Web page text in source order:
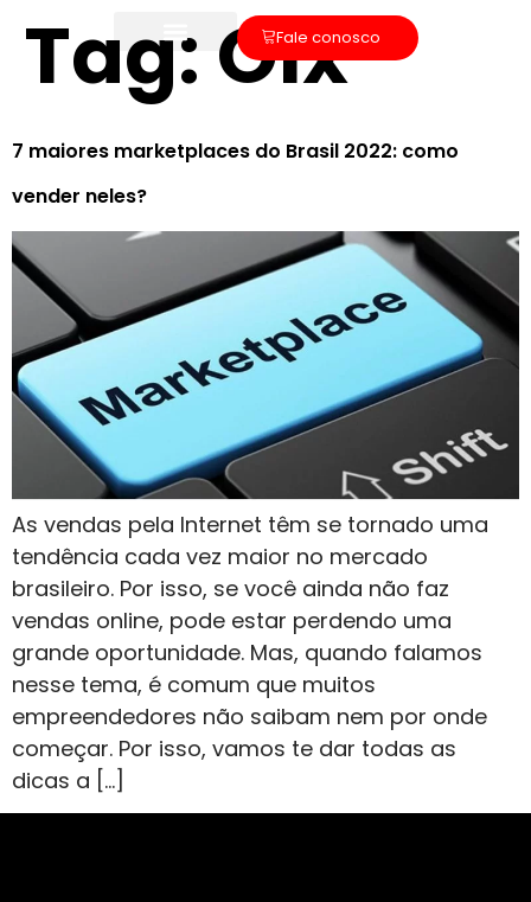
Fale conosco
Tag: Olx
7 maiores marketplaces do Brasil 2022: como
vender neles?
As vendas pela Internet têm se tornado uma
tendência cada vez maior no mercado
brasileiro. Por isso, se você ainda não faz
vendas online, pode estar perdendo uma
grande oportunidade. Mas, quando falamos
nesse tema, é comum que muitos
empreendedores não saibam nem por onde
começar. Por isso, vamos te dar todas as
dicas a […]